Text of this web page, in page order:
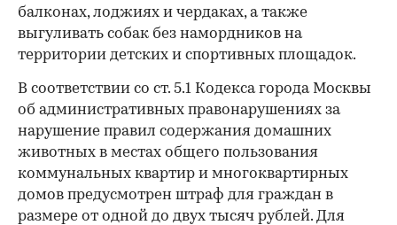
балконах, лоджиях и чердаках, а также
выгуливать собак без намордников на
территории детских и спортивных площадок.
В соответствии со ст. 5.1 Кодекса города Москвы
об административных правонарушениях за
нарушение правил содержания домашних
животных в местах общего пользования
коммунальных квартир и многоквартирных
домов предусмотрен штраф для граждан в
размере от одной до двух тысяч рублей. Для